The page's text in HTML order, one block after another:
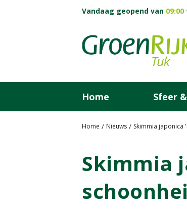
Home Nieuws Skimmia japonica
Vandaag geopend van 09:00
Home Sfeer
Skimmia